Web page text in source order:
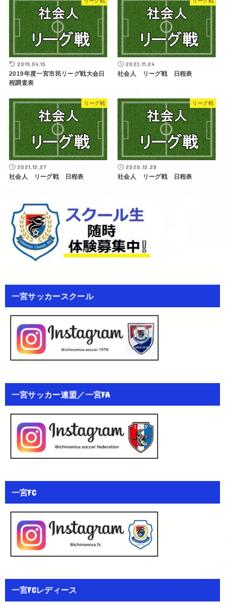
2019.04.15
2019年度一宮市民リーグ戦大会日
程調査表
2023.11.24
社会人 リーグ戦 日程表
リーグ戦
2021.12.27
社会人 リーグ戦 日程表
リーグ戦
2020.12.28
社会人 リーグ戦 日程表
一宮サッカースクール
一宮サッカー連盟／一宮FA
一宮FC
一宮FCレディース